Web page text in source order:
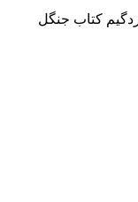
کتاب جنگل